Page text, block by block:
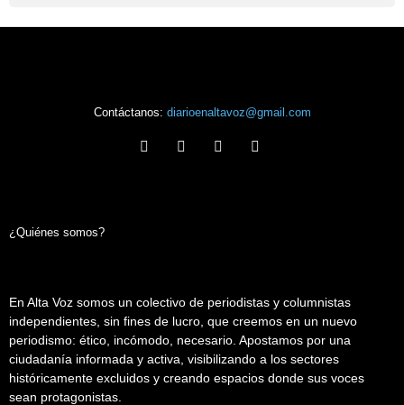
Contáctanos: diarioenaltavoz@gmail.com
¿Quiénes somos?
En Alta Voz somos un colectivo de periodistas y columnistas
independientes, sin fines de lucro, que creemos en un nuevo
periodismo: ético, incómodo, necesario. Apostamos por una
ciudadanía informada y activa, visibilizando a los sectores
históricamente excluidos y creando espacios donde sus voces
sean protagonistas.